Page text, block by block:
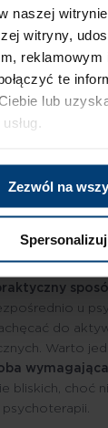
naszej
witryny,
te
lub
Zezwól na
Spersonalizuj
osobę
. Nie
i
wyjść
u
do
Warto
bliskich, choć